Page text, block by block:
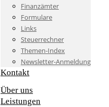
Finanzämter
Formulare
Links
Steuerrechner
Themen-Index
Newsletter-Anmeldung
Kontakt
Über uns
Leistungen